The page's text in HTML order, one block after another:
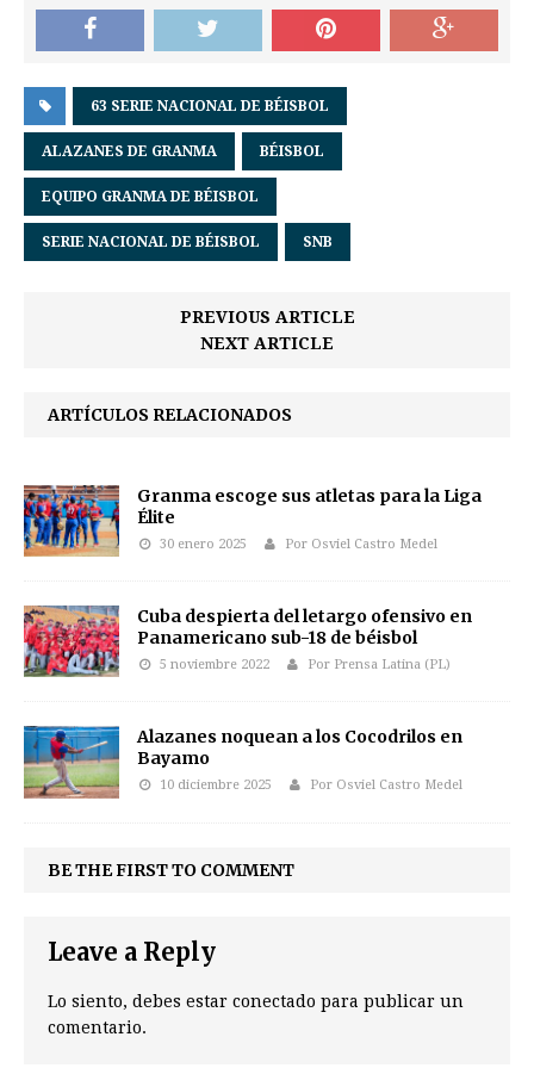
63 SERIE NACIONAL DE BÉISBOL
ALAZANES DE GRANMA BÉISBOL
EQUIPO GRANMA DE BÉISBOL
SERIE NACIONAL DE BÉISBOL SNB
PREVIOUS ARTICLE
NEXT ARTICLE
ARTÍCULOS RELACIONADOS
Granma escoge sus atletas para la Liga
Élite
30 enero 2025 Por Osviel Castro Medel
Cuba despierta del letargo ofensivo en
Panamericano sub-18 de béisbol
5 noviembre 2022 Por Prensa Latina (PL)
Alazanes noquean a los Cocodrilos en
Bayamo
10 diciembre 2025 Por Osviel Castro Medel
BE THE FIRST TO COMMENT
Leave a Reply
Lo siento, debes estar conectado para publicar un
comentario.